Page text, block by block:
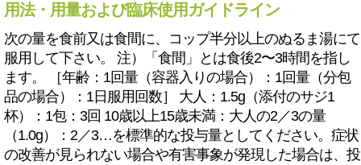
用法・用量および臨床使用ガイドライン
次の量を食前又は食間に、コップ半分以上のぬるま湯にて
服用して下さい。 注）「食間」とは食後2〜3時間を指し
ます。 ［年齢：1回量（容器入りの場合）：1回量（分包
品の場合）：1日服用回数］ 大人：1.5g（添付のサジ1
杯）：1包：3回 10歳以上15歳未満：大人の2／3の量
（1.0g）：2／3…を標準的な投与量としてください。症状
の改善が見られない場合や有害事象が発現した場合は、投